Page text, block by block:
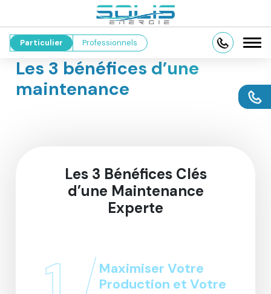
Particulier Professionnels
Les 3 bénéfices d’une
maintenance
Les 3 Bénéfices Clés
d’une Maintenance
Experte
Maximiser Votre
Production et Votre